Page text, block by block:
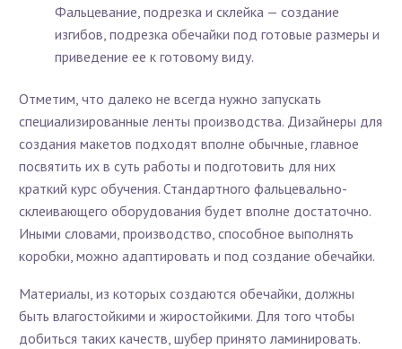
Фальцевание, подрезка и склейка — создание
изгибов, подрезка обечайки под готовые размеры и
приведение ее к готовому виду.
Отметим, что далеко не всегда нужно запускать
специализированные ленты производства. Дизайнеры для
создания макетов подходят вполне обычные, главное
посвятить их в суть работы и подготовить для них
краткий курс обучения. Стандартного фальцевально-
склеивающего оборудования будет вполне достаточно.
Иными словами, производство, способное выполнять
коробки, можно адаптировать и под создание обечайки.
Материалы, из которых создаются обечайки, должны
быть влагостойкими и жиростойкими. Для того чтобы
добиться таких качеств, шубер принято ламинировать.